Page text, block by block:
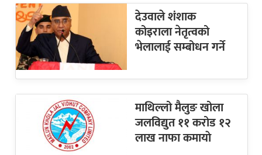
देउवाले शंशाक
कोइराला नेतृत्वको
भेलालाई सम्बोधन गर्ने
माथिल्लो मैलुङ खोला
जलविद्युत ११ करोड १२
लाख नाफा कमायाे